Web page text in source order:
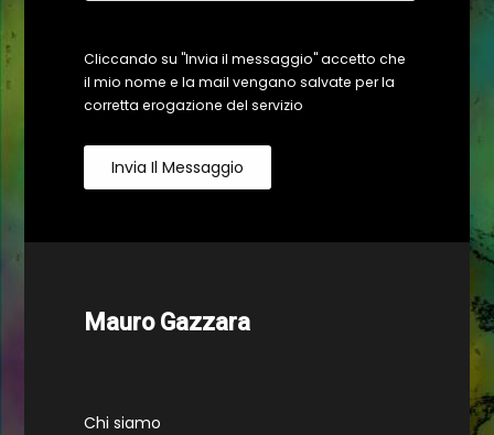
Cliccando su "Invia il messaggio" accetto che
il mio nome e la mail vengano salvate per la
corretta erogazione del servizio
Invia Il Messaggio
Mauro Gazzara
Chi siamo